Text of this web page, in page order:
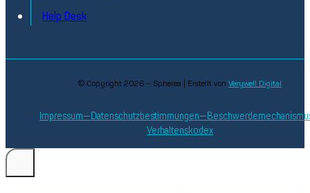
Help Desk
© Copyright 2026 – Spherea | Erstellt von Verywell Digital
Impressum Datenschutzbestimmungen
Verhaltenskodex